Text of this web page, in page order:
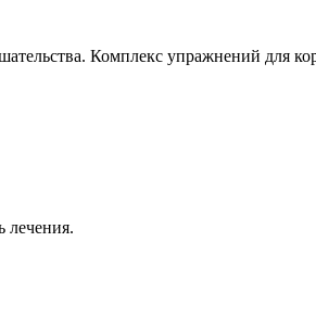
Комплекс упражнений для
лечения.